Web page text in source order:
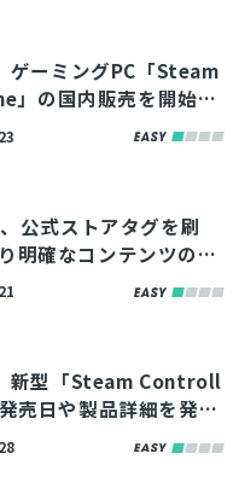
ゲーミングPC「Steam
」の国内販売を開始。
Controller」同
公式ストアタグを刷
明確なコンテンツの分
、タグの追加・削除・
新型「Steam Controll
売日や製品詳細を発
サムスティックやトラ